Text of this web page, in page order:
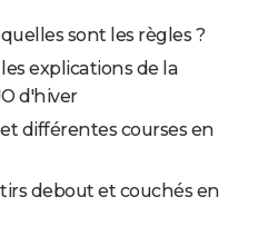
sont les règles ?
explications de la
d'hiver
différentes courses en
debout et couchés en